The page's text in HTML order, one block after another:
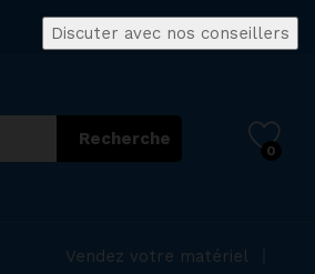
Recherche
0
Vendez votre matériel
Discuter avec nos conseillers